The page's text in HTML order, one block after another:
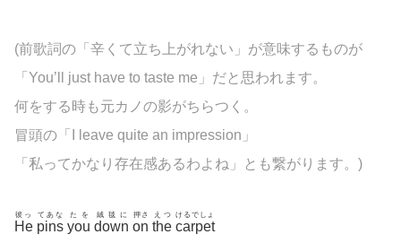
(前歌詞の「辛くて立ち上がれない」が意味するものが
「You’ll just have to taste me」だと思われます。
何をする時も元カノの影がちらつく。
冒頭の「I leave quite an impression」
「私ってかなり存在感あるわよね」とも繋がります。)
He
彼っ
pins
てあな
you
たを
down
絨毯に
on
押さ
the
えつ
carpet
けるでしょ